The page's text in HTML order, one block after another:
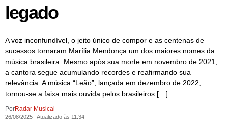
legado
A voz inconfundível, o jeito único de compor e as centenas de
sucessos tornaram Marília Mendonça um dos maiores nomes da
música brasileira. Mesmo após sua morte em novembro de 2021,
a cantora segue acumulando recordes e reafirmando sua
relevância. A música “Leão”, lançada em dezembro de 2022,
tornou-se a faixa mais ouvida pelos brasileiros […]
PorRadar Musical
26/08/2025 Atualizado às 11:34